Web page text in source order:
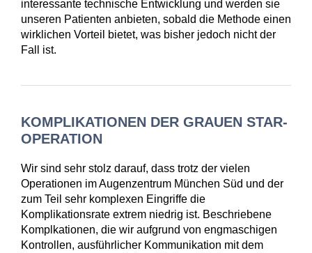
interessante technische Entwicklung und werden sie
unseren Patienten anbieten, sobald die Methode einen
wirklichen Vorteil bietet, was bisher jedoch nicht der
Fall ist.
KOMPLIKATIONEN DER GRAUEN STAR-
OPERATION
Wir sind sehr stolz darauf, dass trotz der vielen
Operationen im Augenzentrum München Süd und der
zum Teil sehr komplexen Eingriffe die
Komplikationsrate extrem niedrig ist. Beschriebene
Komplkationen, die wir aufgrund von engmaschigen
Kontrollen, ausführlicher Kommunikation mit dem